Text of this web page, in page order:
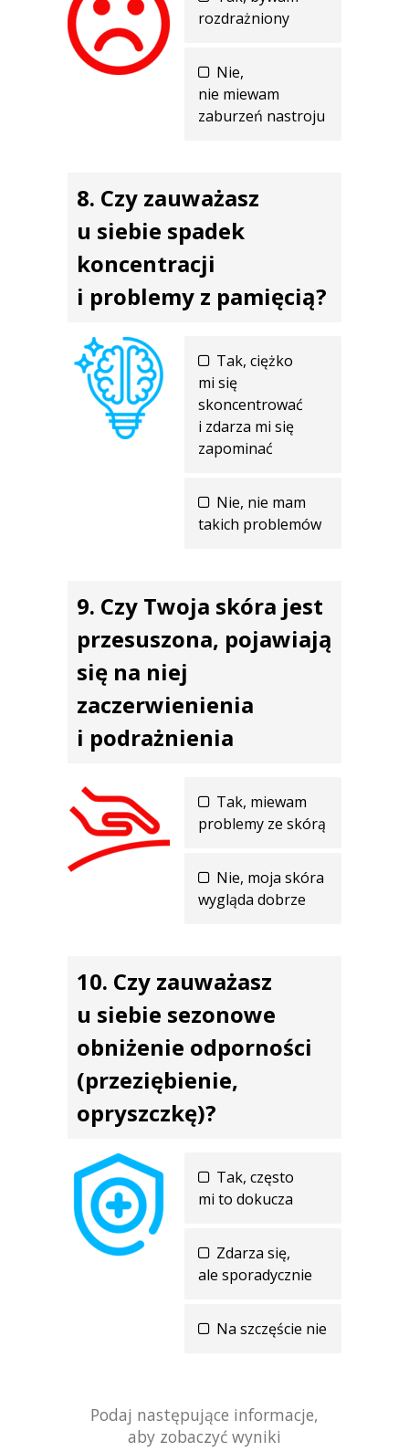
rozdrażniony
Nie,
nie miewam
zaburzeń nastroju
Czy zauważasz
u siebie spadek
koncentracji
i problemy z pamięcią?
Tak, ciężko
mi się
skoncentrować
i zdarza mi się
zapominać
Nie, nie mam
takich problemów
Czy Twoja skóra jest
przesuszona, pojawiają
się na niej
zaczerwienienia
i podrażnienia
Tak, miewam
problemy ze skórą
Nie, moja skóra
wygląda dobrze
Czy zauważasz
u siebie sezonowe
obniżenie odporności
(przeziębienie,
opryszczkę)?
Tak, często
mi to dokucza
Zdarza się,
ale sporadycznie
Na szczęście nie
Podaj następujące informacje,
aby zobaczyć wyniki